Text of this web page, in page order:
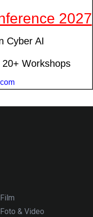
Film
Foto & Video